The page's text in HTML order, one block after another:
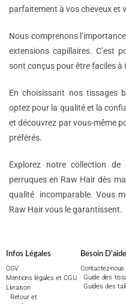
parfaitement à vos cheveux et
Nous comprenons
extensions capillaires. C’est
sont conçus pour être faciles à
En choisissant nos tissages
optez pour la qualité et la
et découvrez par vous-même
préférés.
Explorez notre collection
perruques en Raw Hair dès
qualité incomparable. Vous
Raw Hair vous le garantissent.
Infos Légales
CGV
Mentions légales et CGU
Livraison
Retour et
Besoin
Contactez-nous
Guide des
Guides des